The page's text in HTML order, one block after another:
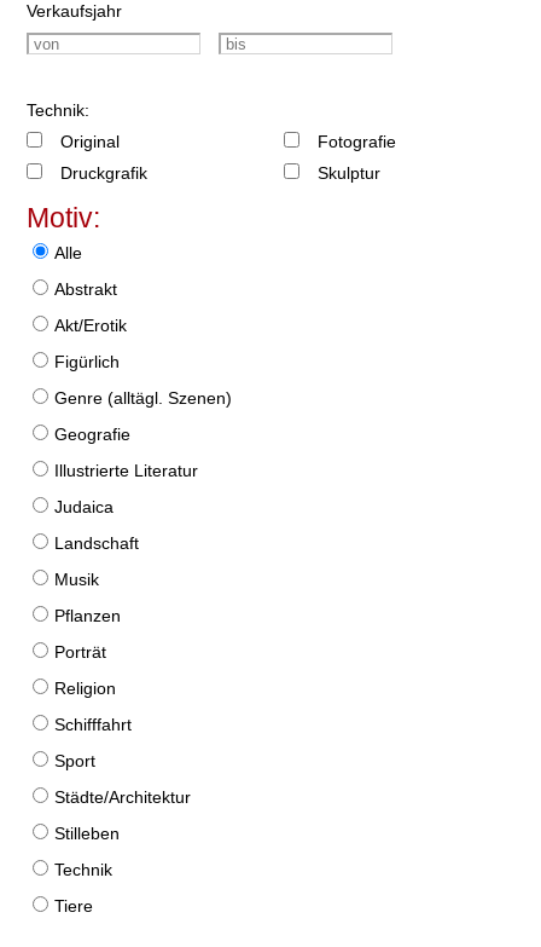
Verkaufsjahr
Technik:
Original
Druckgrafik
Fotografie
Skulptur
Motiv:
Alle
Abstrakt
Akt/Erotik
Figürlich
Genre (alltägl. Szenen)
Geografie
Illustrierte Literatur
Judaica
Landschaft
Musik
Pflanzen
Porträt
Religion
Schifffahrt
Sport
Städte/Architektur
Stilleben
Technik
Tiere